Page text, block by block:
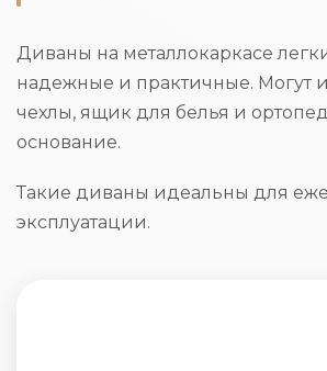
Диваны на металлокаркасе
надежные и практичные. Могут
чехлы, ящик для белья и
основание.
Такие диваны идеальны для
эксплуатации.